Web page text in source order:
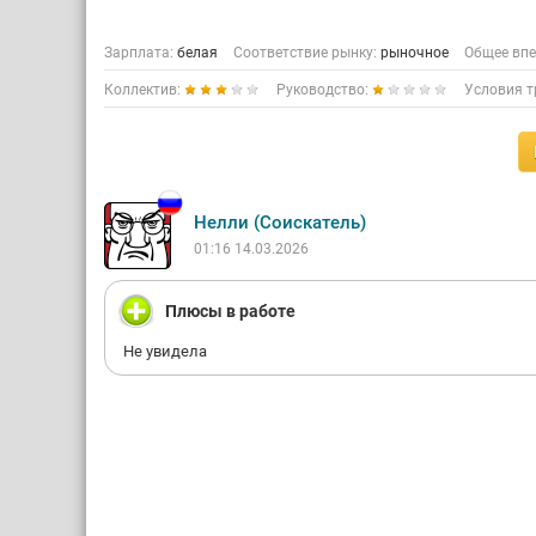
Зарплата: белая Соответствие рынку: рыночное Общее
Коллектив: Руководство: Условия
Нелли (Соискатель)
01:16 14.03.2026
Плюсы в работе
Не увидела